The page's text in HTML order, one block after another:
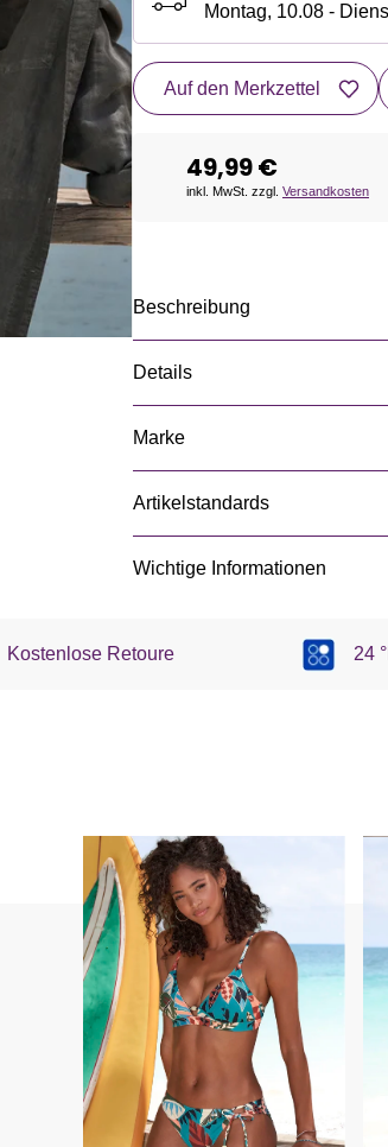
Montag, 10.08 -
Auf den Merkzettel
49,99 €
inkl. MwSt. zzgl. Versandkosten
Beschreibung
Details
Marke
Artikelstandards
Wichtige Informationen
Kostenlose Retoure 24